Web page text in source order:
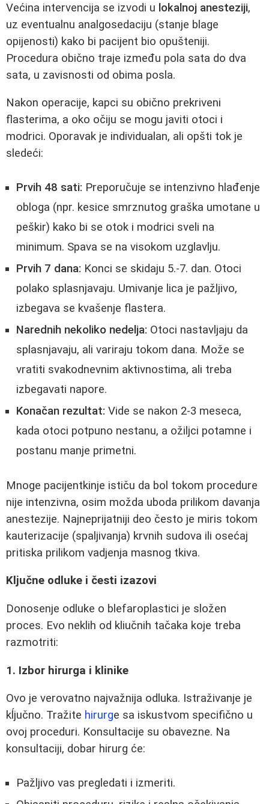
Većina intervencija se izvodi u lokalnoj anesteziji,
uz eventualnu analgosedaciju (stanje blage
opijenosti) kako bi pacijent bio opušteniji.
Procedura obično traje između pola sata do dva
sata, u zavisnosti od obima posla.
Nakon operacije, kapci su obično prekriveni
flasterima, a oko očiju se mogu javiti otoci i
modrici. Oporavak je individualan, ali opšti tok je
sledeći:
Prvih 48 sati: Preporučuje se intenzivno hlađenje
obloga (npr. kesice smrznutog graška umotane u
peškir) kako bi se otok i modrici sveli na
minimum. Spava se na visokom uzglavlju.
Prvih 7 dana: Konci se skidaju 5.-7. dan. Otoci
polako splasnjavaju. Umivanje lica je pažljivo,
izbegava se kvašenje flastera.
Narednih nekoliko nedelja: Otoci nastavljaju da
splasnjavaju, ali variraju tokom dana. Može se
vratiti svakodnevnim aktivnostima, ali treba
izbegavati napore.
Konačan rezultat: Vide se nakon 2-3 meseca,
kada otoci potpuno nestanu, a ožiljci potamne i
postanu manje primetni.
Mnoge pacijentkinje ističu da bol tokom procedure
nije intenzivna, osim možda uboda prilikom davanja
anestezije. Najneprijatniji deo često je miris tokom
kauterizacije (spaljivanja) krvnih sudova ili osećaj
pritiska prilikom vadjenja masnog tkiva.
Ključne odluke i česti izazovi
Donosenje odluke o blefaroplastici je složen
proces. Evo neklih od kliučnih tačaka koje treba
razmotriti:
1. Izbor hirurga i klinike
Ovo je verovatno najvažnija odluka. Istraživanje je
kĺjučno. Tražite hirurge sa iskustvom specifično u
ovoj proceduri. Konsultacije su obavezne. Na
konsultaciji, dobar hirurg će:
Pažljivo vas pregledati i izmeriti.